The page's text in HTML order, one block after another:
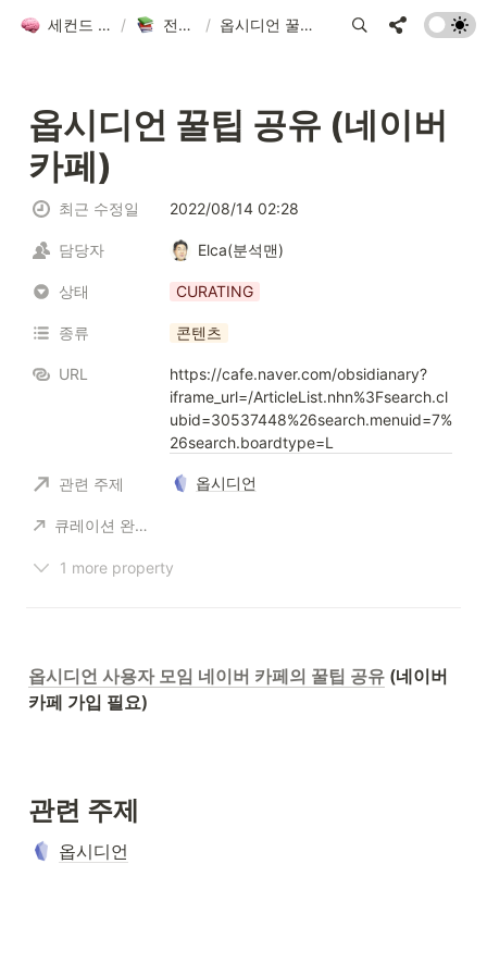
세컨드 브레인 그룹 위키 / 전체 자료 모음 / 옵시디언 꿀팁 공유 (네이버 카페)
옵시디언 꿀팁 공유 (네이버
카페)
최근 수정일 2022/08/14 02:28
담당자 Elca(분석맨)
상태 CURATING
종류 콘텐츠
URL
https://cafe.naver.com/obsidianary?
iframe_url=/ArticleList.nhn%3Fsearch.cl
ubid=30537448%26search.menuid=7%
26search.boardtype=L
관련 주제 옵시디언
큐레이션 완료 주제
1 more property
옵시디언 사용자 모임 네이버 카페의 꿀팁 공유 (네이버
카페 가입 필요)
관련 주제
옵시디언